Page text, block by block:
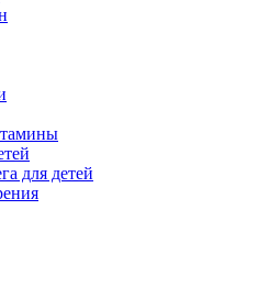
для детей